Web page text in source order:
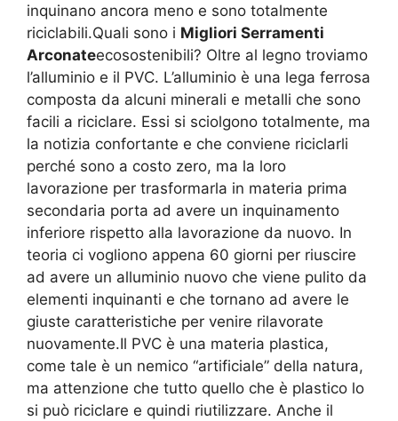
inquinano ancora meno e sono totalmente
riciclabili.Quali sono i Migliori Serramenti
Arconateecosostenibili? Oltre al legno troviamo
l’alluminio e il PVC. L’alluminio è una lega ferrosa
composta da alcuni minerali e metalli che sono
facili a riciclare. Essi si sciolgono totalmente, ma
la notizia confortante e che conviene riciclarli
perché sono a costo zero, ma la loro
lavorazione per trasformarla in materia prima
secondaria porta ad avere un inquinamento
inferiore rispetto alla lavorazione da nuovo. In
teoria ci vogliono appena 60 giorni per riuscire
ad avere un alluminio nuovo che viene pulito da
elementi inquinanti e che tornano ad avere le
giuste caratteristiche per venire rilavorate
nuovamente.Il PVC è una materia plastica,
come tale è un nemico “artificiale” della natura,
ma attenzione che tutto quello che è plastico lo
si può riciclare e quindi riutilizzare. Anche il